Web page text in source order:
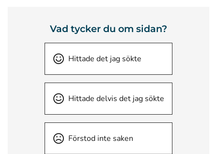
Vad tycker du om sidan?
Hittade det jag sökte
Hittade delvis det jag sökte
Förstod inte saken